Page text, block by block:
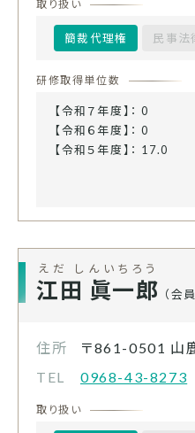
取り扱い
簡裁代理権 民事法
研修取得単位数
【令和７年度】： 0
【令和６年度】： 0
【令和５年度】： 17.0
江田 眞一郎
えだ しんいちろう
（会
住所 〒861-0501 山
TEL
0968-43-8273
取り扱い